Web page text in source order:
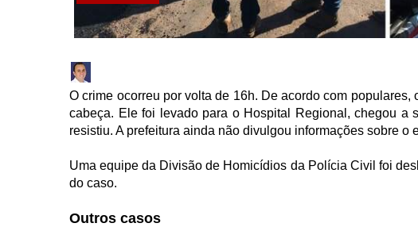
O crime ocorreu por volta de 16h. De acordo com
cabeça. Ele foi levado para o Hospital Regional, chegou a
resistiu. A prefeitura ainda não divulgou informações sobre o
Uma equipe da Divisão de Homicídios da Polícia Civil foi
do caso.
Outros casos